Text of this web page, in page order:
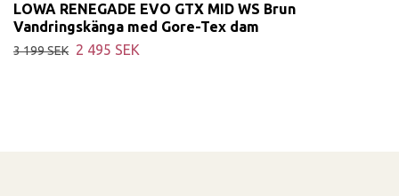
LOWA RENEGADE EVO GTX MID WS Brun
Vandringskänga med Gore-Tex dam
3 199 SEK 2 495 SEK